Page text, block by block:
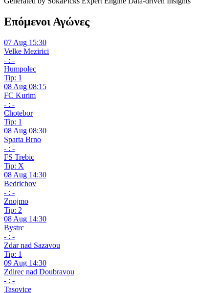
Επόμενοι Αγώνες
07 Aug 15:30
Velke Mezirici
- : -
Humpolec
Tip: 1
08 Aug 08:15
FC Kurim
- : -
Chotebor
Tip: 1
08 Aug 08:30
Sparta Brno
- : -
FS Trebic
Tip: X
08 Aug 14:30
Bedrichov
- : -
Znojmo
Tip: 2
08 Aug 14:30
Bystrc
- : -
Zdar nad Sazavou
Tip: 1
09 Aug 14:30
Zdirec nad Doubravou
- : -
Tasovice